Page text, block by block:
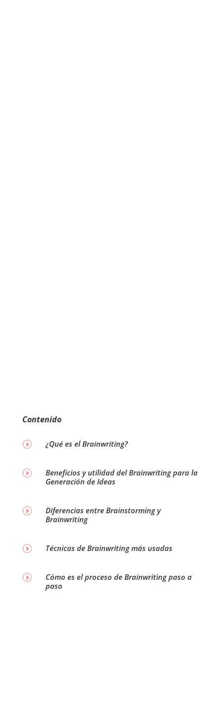
Contenido
I ¿Qué es el Brainwriting?
I
Beneficios y utilidad del Brainwriting para la
Generación de Ideas
I
Diferencias entre Brainstorming y
Brainwriting
I Técnicas de Brainwriting más usadas
I
Cómo es el proceso de Brainwriting paso a
paso